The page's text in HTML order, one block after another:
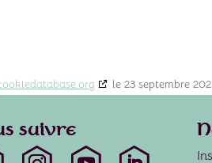
le 23 septembre
suivre